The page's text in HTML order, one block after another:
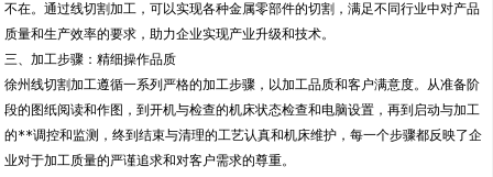
不在。通过线切割加工，可以实现各种金属零部件的切割，满足不同行业中对产品
质量和生产效率的要求，助力企业实现产业升级和技术。
三、加工步骤：精细操作品质
徐州线切割加工遵循一系列严格的加工步骤，以加工品质和客户满意度。从准备阶
段的图纸阅读和作图，到开机与检查的机床状态检查和电脑设置，再到启动与加工
的**调控和监测，终到结束与清理的工艺认真和机床维护，每一个步骤都反映了企
业对于加工质量的严谨追求和对客户需求的尊重。